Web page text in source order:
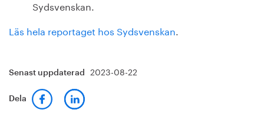
Sydsvenskan.
Läs hela reportaget hos Sydsvenskan.
Senast uppdaterad 2023-08-22
Dela